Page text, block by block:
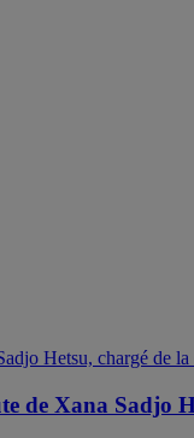
de Xana